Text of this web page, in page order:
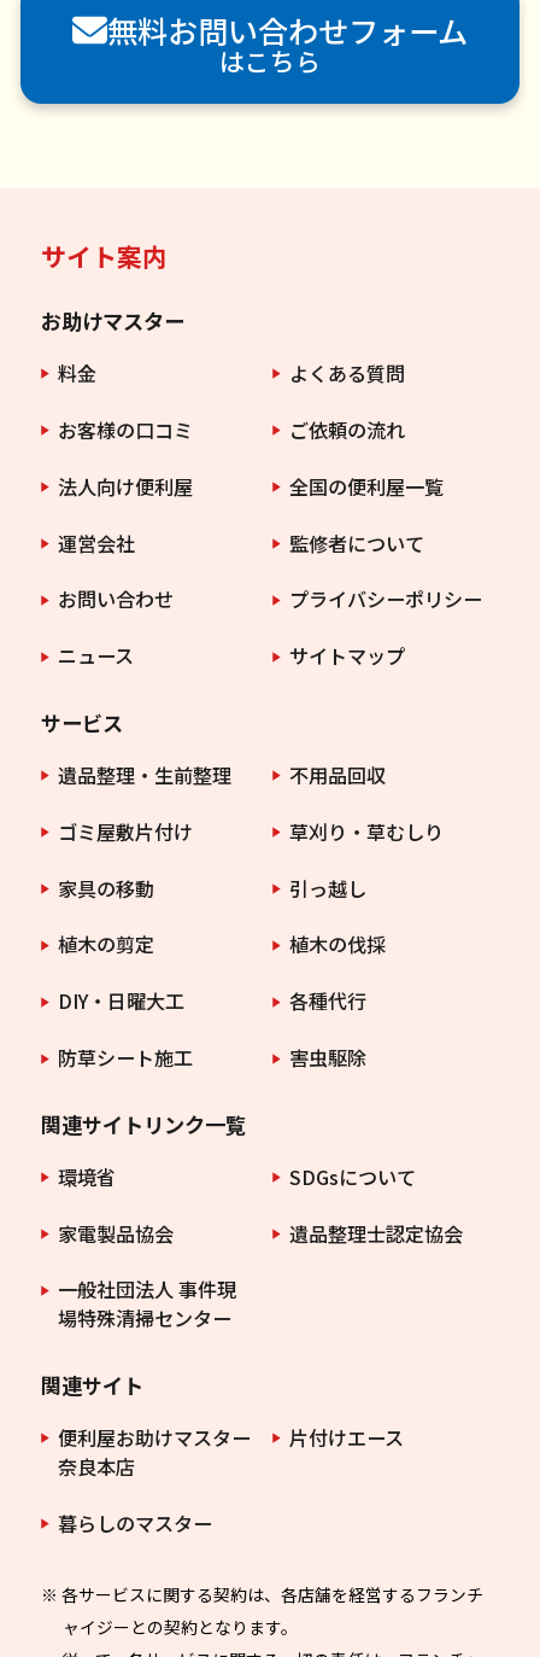
無料お問い合わせフォーム
はこちら
サイト案内
お助けマスター
料金
よくある質問
お客様の口コミ
ご依頼の流れ
法人向け便利屋
全国の便利屋一覧
運営会社
監修者について
お問い合わせ
プライバシーポリシー
ニュース
サイトマップ
サービス
遺品整理・生前整理
不用品回収
ゴミ屋敷片付け
草刈り・草むしり
家具の移動
引っ越し
植木の剪定
植木の伐採
DIY・日曜大工
各種代行
防草シート施工
害虫駆除
関連サイトリンク一覧
環境省
SDGsについて
家電製品協会
遺品整理士認定協会
一般社団法人 事件現
場特殊清掃センター
関連サイト
便利屋お助けマスター
奈良本店
片付けエース
暮らしのマスター
※ 各サービスに関する契約は、各店舗を経営するフランチ
ャイジーとの契約となります。